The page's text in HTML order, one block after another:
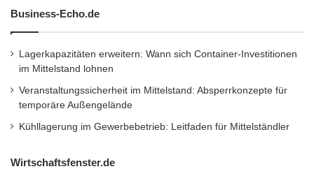
Business-Echo.de
Lagerkapazitäten erweitern: Wann sich Container-Investitionen
im Mittelstand lohnen
Veranstaltungssicherheit im Mittelstand: Absperrkonzepte für
temporäre Außengelände
Kühllagerung im Gewerbebetrieb: Leitfaden für Mittelständler
Wirtschaftsfenster.de